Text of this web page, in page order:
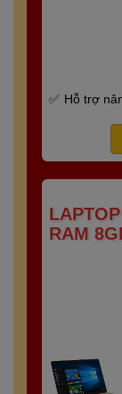
Hỗ trợ
RAM